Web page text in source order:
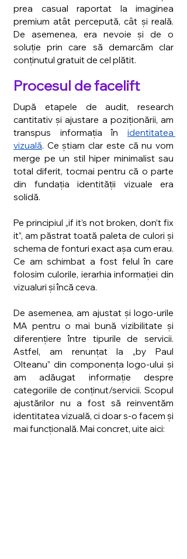
prea casual raportat la imaginea
premium atât percepută, cât și reală.
De asemenea, era nevoie și de o
soluție prin care să demarcăm clar
conținutul gratuit de cel plătit.
Procesul de facelift
După etapele de audit, research
cantitativ și ajustare a poziționării, am
transpus informația în identitatea
vizuală. Ce știam clar este că nu vom
merge pe un stil hiper minimalist sau
total diferit, tocmai pentru că o parte
din fundația identității vizuale era
solidă.
Pe principiul „if it’s not broken, don’t fix
it”, am păstrat toată paleta de culori și
schema de fonturi exact așa cum erau.
Ce am schimbat a fost felul în care
folosim culorile, ierarhia informației din
vizualuri și încă ceva.
De asemenea, am ajustat și logo-urile
MA pentru o mai bună vizibilitate și
diferențiere între tipurile de servicii.
Astfel, am renunțat la „by Paul
Olteanu” din componența logo-ului și
am adăugat informație despre
categoriile de conținut/servicii. Scopul
ajustărilor nu a fost să reinventăm
identitatea vizuală, ci doar s-o facem și
mai funcțională. Mai concret, uite aici: